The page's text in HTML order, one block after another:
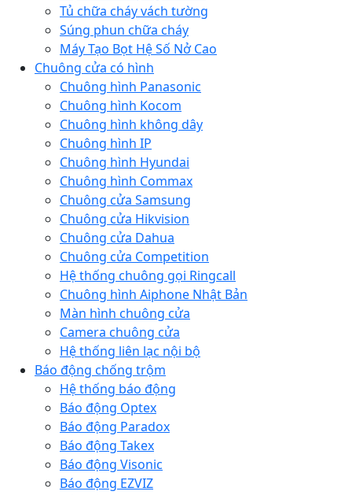
Tủ chữa cháy vách tường
Súng phun chữa cháy
Máy Tạo Bọt Hệ Số Nở Cao
Chuông cửa có hình
Chuông hình Panasonic
Chuông hình Kocom
Chuông hình không dây
Chuông hình IP
Chuông hình Hyundai
Chuông hình Commax
Chuông cửa Samsung
Chuông cửa Hikvision
Chuông cửa Dahua
Chuông cửa Competition
Hệ thống chuông gọi Ringcall
Chuông hình Aiphone Nhật Bản
Màn hình chuông cửa
Camera chuông cửa
Hệ thống liên lạc nội bộ
Báo động chống trộm
Hệ thống báo động
Báo động Optex
Báo động Paradox
Báo động Takex
Báo động Visonic
Báo động EZVIZ